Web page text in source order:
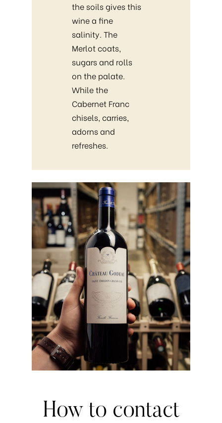
the soils gives this
wine a fine
salinity. The
Merlot coats,
sugars and rolls
on the palate.
While the
Cabernet Franc
chisels, carries,
adorns and
refreshes.
How to contact